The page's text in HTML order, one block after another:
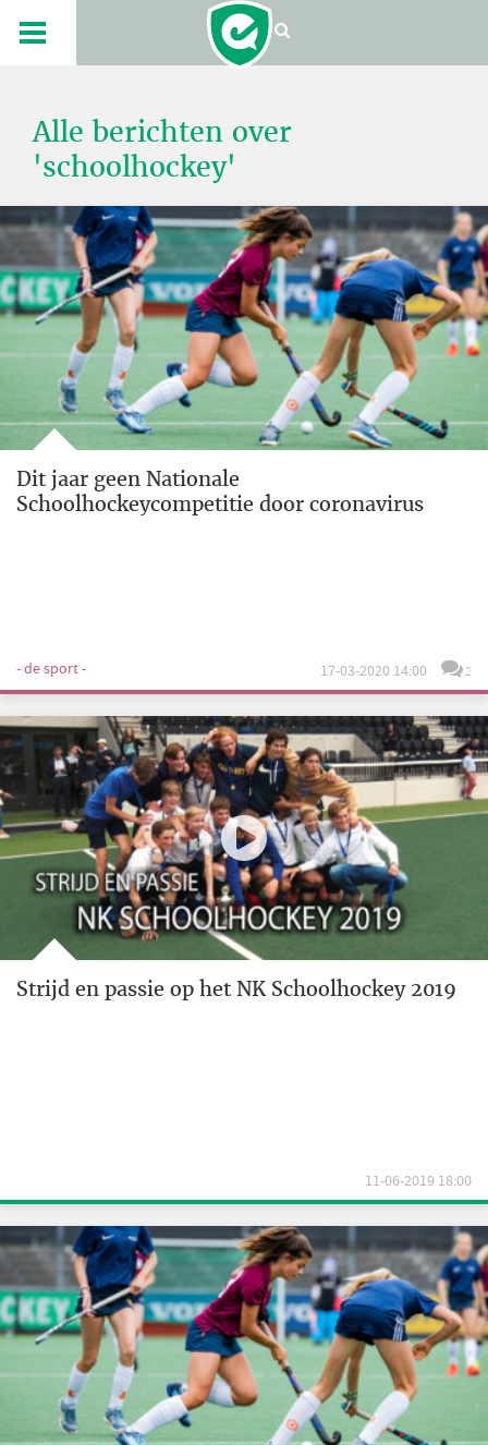
Alle berichten over
'schoolhockey'
Dit jaar geen Nationale
Schoolhockeycompetitie door coronavirus
- de sport - 17-03-2020 14:00 2
Strijd en passie op het NK Schoolhockey 2019
11-06-2019 18:00